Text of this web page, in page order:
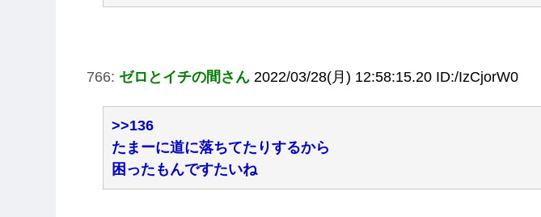
766: ゼロとイチの間さん 2022/03/28(月) 12:58:15.20 ID:/IzCjorW0
>>136
たまーに道に落ちてたりするから
困ったもんですたいね